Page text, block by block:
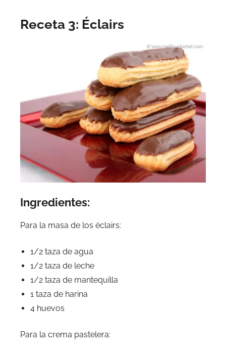
Receta 3: Éclairs
Ingredientes:
Para la masa de los éclairs:
1/2 taza de agua
1/2 taza de leche
1/2 taza de mantequilla
1 taza de harina
4 huevos
Para la crema pastelera: